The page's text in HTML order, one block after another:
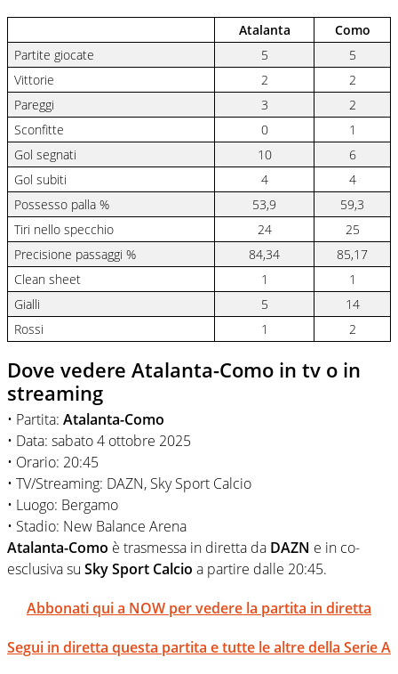
Atalanta
Como
Partite giocate
5
5
Vittorie
2
2
Pareggi
3
2
Sconfitte
0
1
Gol segnati
10
6
Gol subiti
4
4
Possesso palla %
53,9
59,3
Tiri nello specchio
24
25
Precisione passaggi %
84,34
85,17
Clean sheet
1
1
Gialli
5
14
Rossi
1 2
Dove vedere Atalanta-Como in tv o in
streaming
• Partita: Atalanta-Como
• Data: sabato 4 ottobre 2025
• Orario: 20:45
• TV/Streaming: DAZN, Sky Sport Calcio
• Luogo: Bergamo
• Stadio: New Balance Arena
Atalanta-Como è trasmessa in diretta da DAZN e in co-
esclusiva su Sky Sport Calcio a partire dalle 20:45.
Abbonati qui a NOW per vedere la partita in diretta
Segui in diretta questa partita e tutte le altre della Serie A